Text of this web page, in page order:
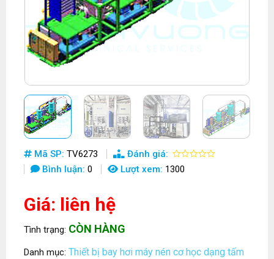
Mã SP:TV6273
Đánh giá:
Bình luận:0 Lượt xem: 1300
Giá: liên hệ
Tình trạng: CÒN HÀNG
Danh mục:Thiết bị bay hơi máy nén cơ học dạng tấm